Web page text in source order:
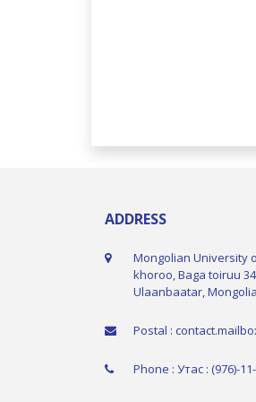
ADDRESS
Mongolian University
khoroo, Baga toiruu
Ulaanbaatar,
Postal :
Phone : Утас : (976)-